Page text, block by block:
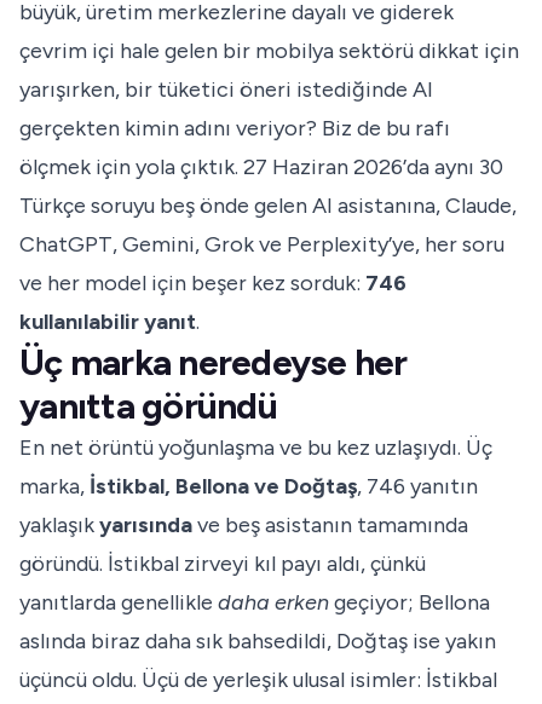
büyük, üretim merkezlerine dayalı ve giderek
çevrim içi hale gelen bir mobilya sektörü dikkat için
yarışırken, bir tüketici öneri istediğinde AI
gerçekten kimin adını veriyor? Biz de bu rafı
ölçmek için yola çıktık. 27 Haziran 2026’da aynı 30
Türkçe soruyu beş önde gelen AI asistanına, Claude,
ChatGPT, Gemini, Grok ve Perplexity’ye, her soru
ve her model için beşer kez sorduk: 746
kullanılabilir yanıt.
Üç marka neredeyse her
yanıtta göründü
En net örüntü yoğunlaşma ve bu kez uzlaşıydı. Üç
marka, İstikbal, Bellona ve Doğtaş, 746 yanıtın
yaklaşıkyarısındave beş asistanın tamamında
göründü. İstikbal zirveyi kıl payı aldı, çünkü
yanıtlarda genellikle daha erkengeçiyor; Bellona
aslında biraz daha sık bahsedildi, Doğtaş ise yakın
üçüncü oldu. Üçü de yerleşik ulusal isimler: İstikbal